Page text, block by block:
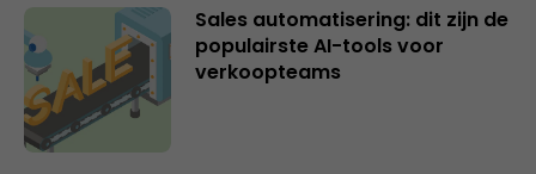
Sales automatisering: dit zijn de
populairste AI-tools voor
verkoopteams